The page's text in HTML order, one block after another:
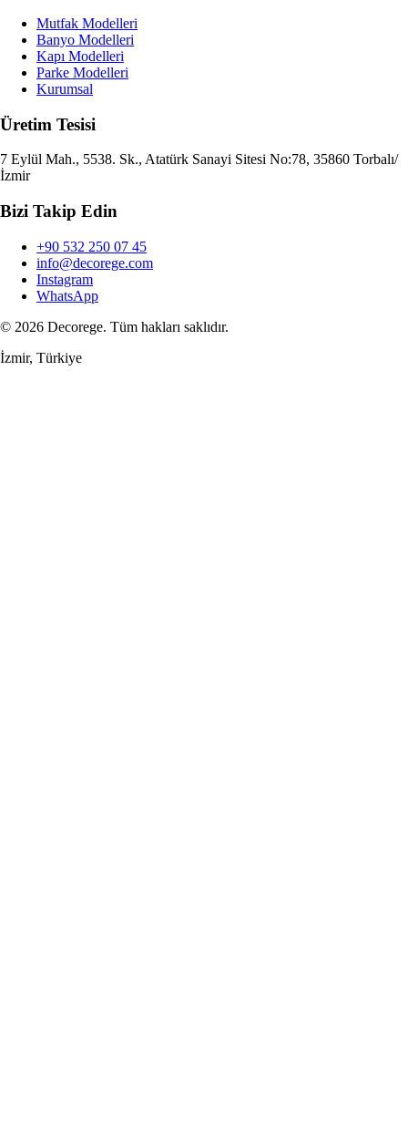
Mutfak Modelleri
Banyo Modelleri
Kapı Modelleri
Parke Modelleri
Kurumsal
Üretim Tesisi
7 Eylül Mah., 5538. Sk., Atatürk Sanayi Sitesi No:78, 35860 Torbalı/
İzmir
Bizi Takip Edin
+90 532 250 07 45
info@decorege.com
Instagram
WhatsApp
© 2026 Decorege. Tüm hakları saklıdır.
İzmir, Türkiye